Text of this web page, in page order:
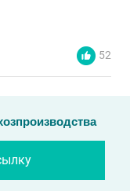
52